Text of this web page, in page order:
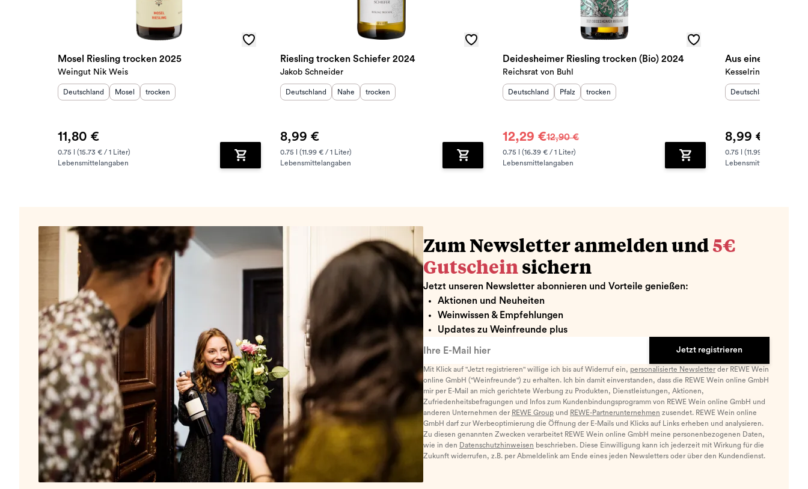
Mosel Riesling trocken 2025
Weingut Nik Weis
Herkunftsland
Deutschland Herkunftsregion:
Mosel Geschmack
trocken
11,80 €
0.75 l (15.73 € / 1 Liter)
Lebensmittelangaben
Zum Warenkorb hinzufügen
Riesling trocken Schiefer 2024
Jakob Schneider
Herkunftsland
Deutschland Herkunftsregion
Nahe Geschmack
trocken
8,99 €
0.75 l (11.99 € / 1 Liter)
Lebensmittelangaben
Zum Warenkorb hinzufügen
Deidesheimer Riesling trocken (Bio) 2024
Reichsrat von Buhl
Herkunftsland
Deutschland Herkunftsregion
Pfalz Geschmack
trocken
12,29 €12,90 €
0.75 l (16.39 € / 1 Liter)
Lebensmittelangaben
Zum Warenkorb hinzufügen
Aus einem Guss
Kesselring
Herkunftsland
Deutschland
8,99 €
0.75 l (11.99 € / 1 Liter)
Lebensmittelangaben
Zum Newsletter anmelden und 5€
Gutschein sichern
Jetzt unseren Newsletter abonnieren und Vorteile genießen:
Aktionen und Neuheiten
Weinwissen & Empfehlungen
Updates zu Weinfreunde plus
Jetzt registrieren
Mit Klick auf "Jetzt registrieren" willige ich bis auf Widerruf ein, personalisierte Newsletterder REWE Wein
online GmbH ("Weinfreunde") zu erhalten. Ich bin damit einverstanden, dass die REWE Wein online GmbH
mir per E-Mail an mich gerichtete Werbung zu Produkten, Dienstleistungen, Aktionen,
Zufriedenheitsbefragungen und Infos zum Kundenbindungsprogramm von REWE Wein online GmbH und
anderen Unternehmen der REWE Group und REWE-Partnerunternehmen zusendet. REWE Wein online
GmbH darf zur Werbeoptimierung die Öffnung der E-Mails und Klicks auf Links erheben und analysieren.
Zu diesen genannten Zwecken verarbeitet REWE Wein online GmbH meine personenbezogenen Daten,
wie in den Datenschutzhinweisen beschrieben. Diese Einwilligung kann ich jederzeit mit Wirkung für die
Zukunft widerrufen, z.B. per Abmeldelink am Ende eines jeden Newsletters oder über den Kundendienst.